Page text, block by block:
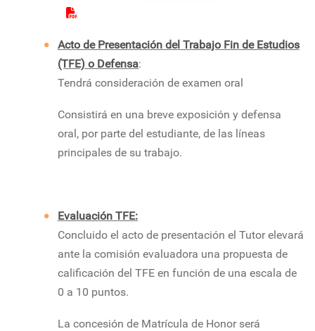
Acto de Presentación del Trabajo Fin de Estudios
(TFE) o Defensa:
Tendrá consideración de examen oral
Consistirá en una breve exposición y defensa
oral, por parte del estudiante, de las líneas
principales de su trabajo.
Evaluación TFE:
Concluido el acto de presentación el Tutor elevará
ante la comisión evaluadora una propuesta de
calificación del TFE en función de una escala de
0 a 10 puntos.
La concesión de Matrícula de Honor será